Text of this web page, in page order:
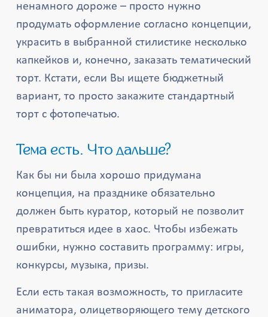
ненамного дороже – просто нужно
продумать оформление согласно концепции,
украсить в выбранной стилистике несколько
капкейков и, конечно, заказать тематический
торт. Кстати, если Вы ищете бюджетный
вариант, то просто закажите стандартный
торт с фотопечатью.
Тема есть. Что дальше?
Как бы ни была хорошо придумана
концепция, на празднике обязательно
должен быть куратор, который не позволит
превратиться идее в хаос. Чтобы избежать
ошибки, нужно составить программу: игры,
конкурсы, музыка, призы.
Если есть такая возможность, то пригласите
аниматора, олицетворяющего тему детского